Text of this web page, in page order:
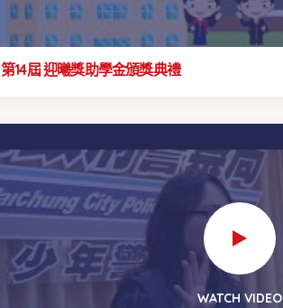
第14屆 迎曦獎助學金頒獎典禮
WATCH VIDEO